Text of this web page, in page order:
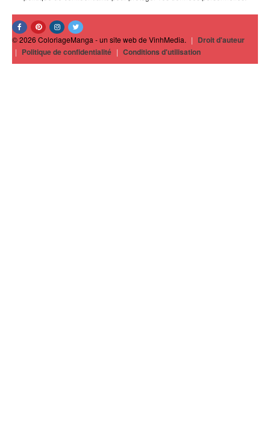
© 2026 ColoriageManga - un site web de VinhMedia. | Droit d'auteur
| Politique de confidentialité | Conditions d'utilisation